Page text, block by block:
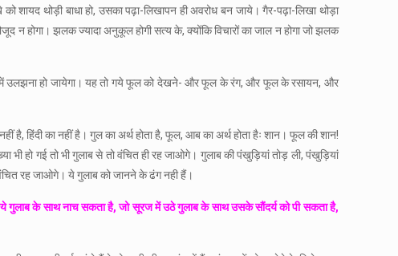
थोड़ी बाधा हो, उसका पढ़ा-लिखापन ही अवरोध बन जाये। गैर-पढ़ा-लिखा थोड़ा
न होगा। झलक ज्यादा अनुकूल होगी सत्य के, क्योंकि विचारों का जाल न होगा जो झलक
में उलझना हो जायेगा। यह तो गये फूल को देखने- और फूल के रंग, और फूल के रसायन, और
है, हिंदी का नहीं है। गुल का अर्थ होता है, फूल, आब का अर्थ होता हैः शान। फूल की शान!
भी हो गई तो भी गुलाब से तो वंचित ही रह जाओगे। गुलाब की पंखुड़ियां तोड़ ली, पंखुड़ियां
रह जाओगे। ये गुलाब को जानने के ढंग नही हैं।
गुलाब के साथ नाच सकता है, जो सूरज में उठे गुलाब के साथ उसके सौंदर्य को पी सकता है,